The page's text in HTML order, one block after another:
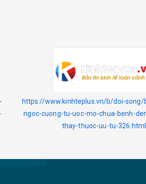
https://www.kinhteplus.vn/b/doi-song/
ngoc-cuong-tu-uoc-mo-chua-benh-
thay-thuoc-uu-tu-326.html